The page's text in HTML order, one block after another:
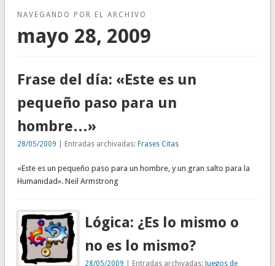
NAVEGANDO POR EL ARCHIVO
mayo 28, 2009
Frase del día: «Este es un
pequeño paso para un
hombre…»
28/05/2009 | Entradas archivadas: Frases Citas
«Este es un pequeño paso para un hombre, y un gran salto para la
Humanidad». Neil Armstrong
Lógica: ¿Es lo mismo o
no es lo mismo?
28/05/2009 | Entradas archivadas:Juegos de